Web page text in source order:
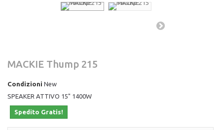
MACKIE Thump 215
Condizioni New
SPEAKER ATTIVO 15" 1400W
Spedito Gratis!